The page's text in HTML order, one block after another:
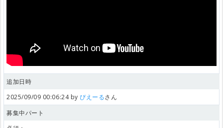
追加日時
2025/09/09 00:06:24 byぴえーるさん
募集中パート